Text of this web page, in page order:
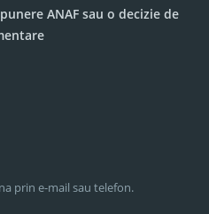
ANAF sau o decizie de
prin e-mail sau telefon.